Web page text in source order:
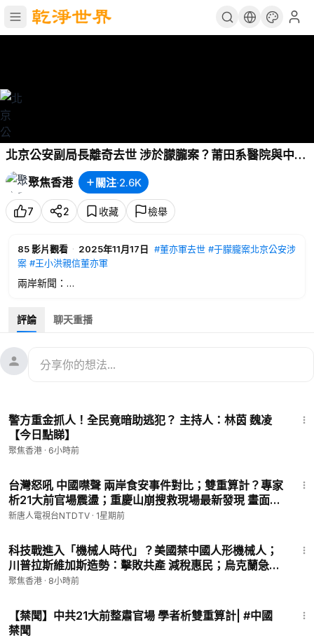
北京公安副局長離奇去世 涉於朦朧案？莆田系醫院與中共
軍方合作摘器官 25歲以下成高危供體；馬英九、洪秀柱緊
跟北京批高市 遭大量網友反嗆【今日新聞】
聚焦香港 關注·2.6K
7 2 收藏 檢舉
85影片觀看 · 2025年11月17日 #董亦軍去世 #于朦朧案北京公安涉
案 #王小洪親信董亦軍
兩岸新聞：
04:59
莆田系醫院與中共軍方合作摘器官 25歲以下成高危供體
08:03
國際新聞：
12:40
#董亦軍去世 #于朦朧案北京公安涉案 #王小洪親信董亦軍
source: reuter
㊙️爆料郵箱 ►sohtv99@gmail.com
🌻🎈透過Patreon（ https://www.patreon.com/SoundofHopeN
ews）支持我們，您的支持將是我們創作出好作品的動力。您也
🚗捐車網址 ►https://donatecarsoh.org☎️捐車熱線：855-
578-0088
評論 聊天重播
警方重金抓人！全民竟暗助逃犯？ 主持人：林茵 魏凌
【今日點睇】
聚焦香港 · 6小時前
台灣怒吼 中國噤聲 兩岸食安事件對比；雙重算計？專家
析21大前官場震盪；重慶山崩搜救現場最新發現 畫面曝
光|【#中國禁聞】 2026.07.27
新唐人電視台NTDTV · 1星期前
科技戰進入「機械人時代」？美國禁中國人形機械人；
川普拉斯維加斯造勢：擊敗共產 減稅惠民；烏克蘭急需
防空導彈 北約承諾支援【新聞要點】
聚焦香港 · 8小時前
【禁聞】中共21大前整肅官場 學者析雙重算計| #中國
禁聞